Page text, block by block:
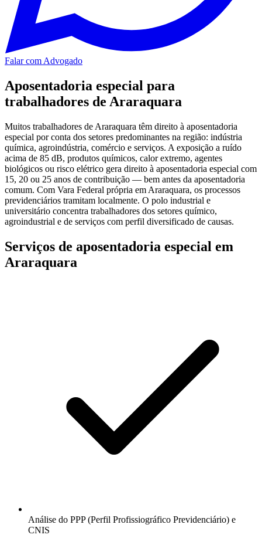
Falar com Advogado
Aposentadoria especial para
trabalhadores de Araraquara
Muitos trabalhadores de Araraquara têm direito à aposentadoria
especial por conta dos setores predominantes na região: indústria
química, agroindústria, comércio e serviços. A exposição a ruído
acima de 85 dB, produtos químicos, calor extremo, agentes
biológicos ou risco elétrico gera direito à aposentadoria especial com
15, 20 ou 25 anos de contribuição — bem antes da aposentadoria
comum. Com Vara Federal própria em Araraquara, os processos
previdenciários tramitam localmente. O polo industrial e
universitário concentra trabalhadores dos setores químico,
agroindustrial e de serviços com perfil diversificado de causas.
Serviços de aposentadoria especial em
Araraquara
Análise do PPP (Perfil Profissiográfico Previdenciário) e
CNIS